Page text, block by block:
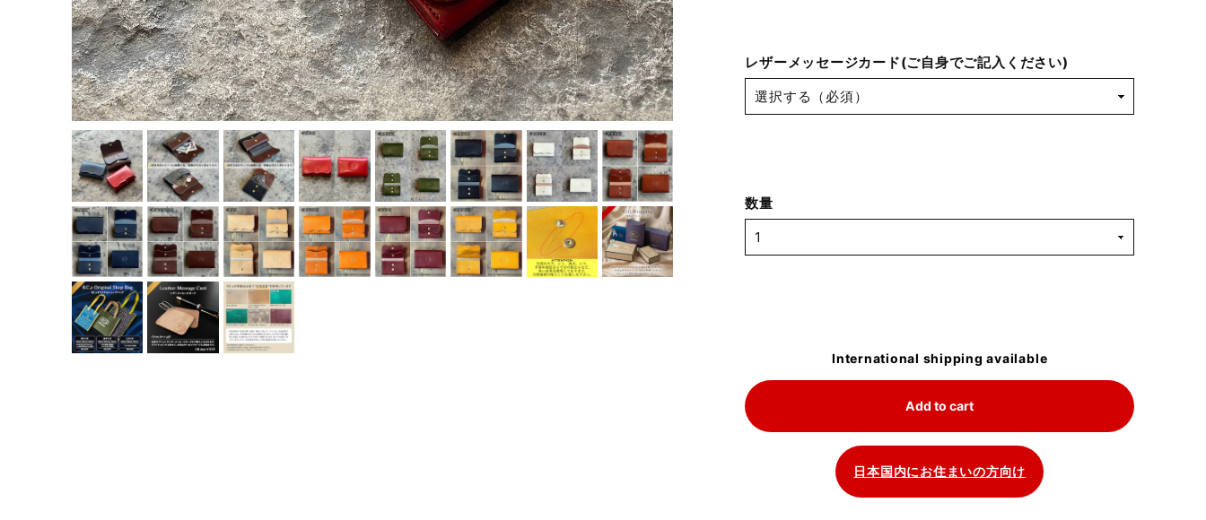
レザーメッセージカード(ご自身でご記入ください)
数量
International shipping available
Add to cart
日本国内にお住まいの方向け